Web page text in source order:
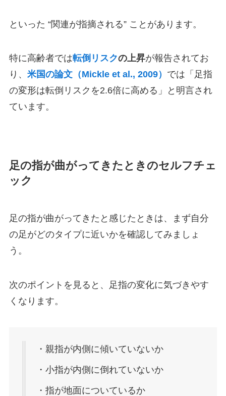
といった “関連が指摘される” ことがあります。
特に高齢者では転倒リスクの上昇が報告されてお
り、 米国の論文（Mickle et al., 2009） では「足指
の変形は転倒リスクを2.6倍に高める」と明言され
ています。
足の指が曲がってきたときのセルフチェ
ック
足の指が曲がってきたと感じたときは、まず自分
の足がどのタイプに近いかを確認してみましょ
う。
次のポイントを見ると、足指の変化に気づきやす
くなります。
・親指が内側に傾いていないか
・小指が内側に倒れていないか
・指が地面についているか